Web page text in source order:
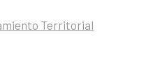
Territorial